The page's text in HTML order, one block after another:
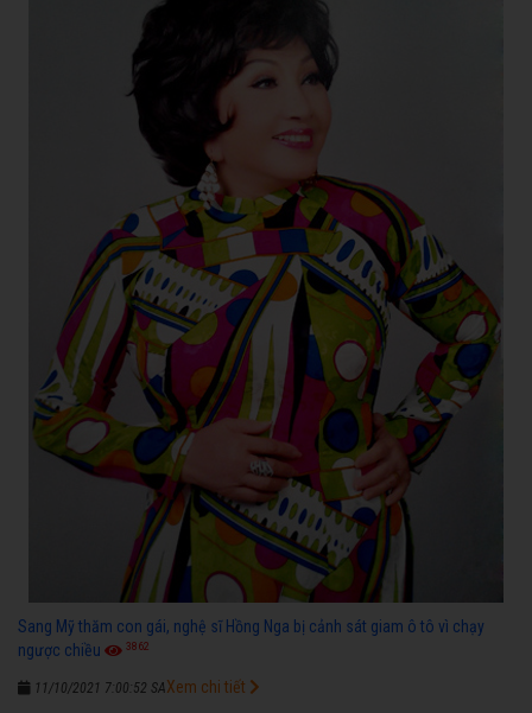
Sang Mỹ thăm con gái, nghệ sĩ Hồng Nga bị cảnh sát giam ô tô vì chạy
ngược chiều
3862
11/10/2021 7:00:52 SAXem chi tiết